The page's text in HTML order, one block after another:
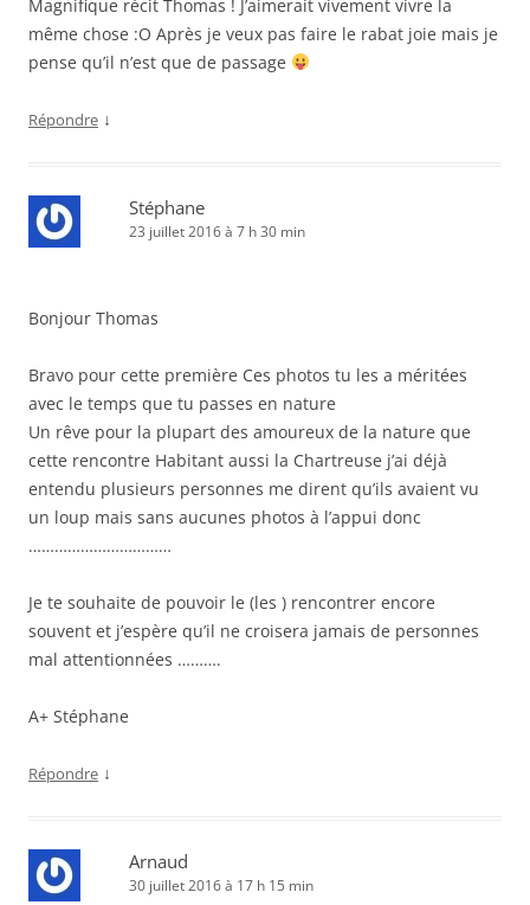
Magnifique récit Thomas ! J’aimerait vivement vivre la
même chose :O Après je veux pas faire le rabat joie mais je
pense qu’il n’est que de passage
Répondre ↓
Stéphane
23 juillet 2016 à 7 h 30 min
Bonjour Thomas
Bravo pour cette première Ces photos tu les a méritées
avec le temps que tu passes en nature
Un rêve pour la plupart des amoureux de la nature que
cette rencontre Habitant aussi la Chartreuse j’ai déjà
entendu plusieurs personnes me dirent qu’ils avaient vu
un loup mais sans aucunes photos à l’appui donc
……………………………
Je te souhaite de pouvoir le (les ) rencontrer encore
souvent et j’espère qu’il ne croisera jamais de personnes
mal attentionnées ……….
A+ Stéphane
Répondre ↓
Arnaud
30 juillet 2016 à 17 h 15 min